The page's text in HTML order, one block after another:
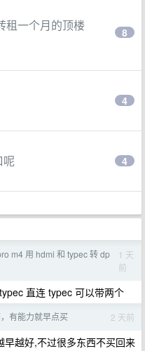
租一个月的顶楼
8
4
呢 4
m4 用 hdmi 和 typec 转 dp
1 天
前
直连 typec 可以带两个
有能力就早点买 2 天前
早越好,不过很多东西不买回来